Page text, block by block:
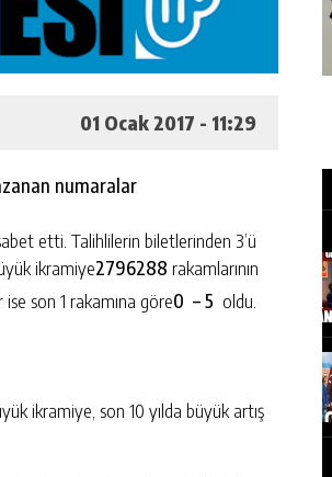
01 Ocak 2017 - 11:29
numaralar
etti. Talihlilerin biletlerinden 3’ü
ikramiye2796288 rakamlarının
son 1 rakamına göre0 – 5 oldu.
ikramiye, son 10 yılda büyük artış